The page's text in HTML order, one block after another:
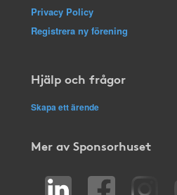
Privacy Policy
Registrera ny förening
Hjälp och frågor
Skapa ett ärende
Mer av Sponsorhuset